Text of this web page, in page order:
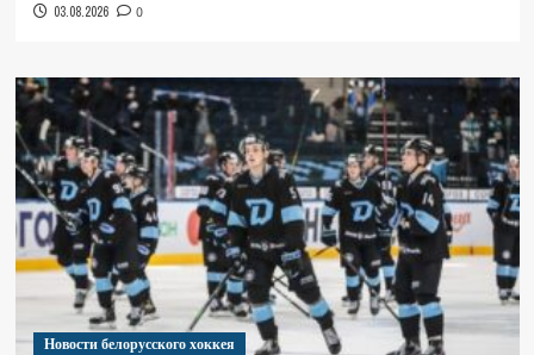
03.08.2026 0
Новости белорусского хоккея